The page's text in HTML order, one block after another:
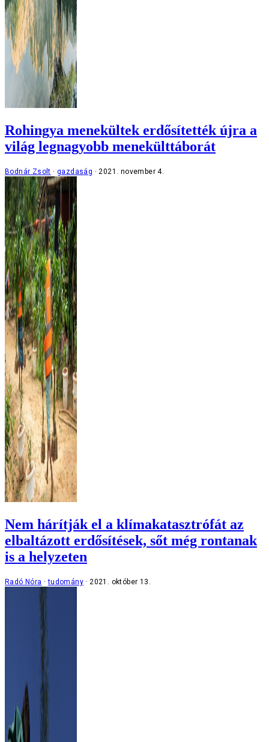
Rohingya menekültek erdősítették újra a
világ legnagyobb menekülttáborát
Bodnár Zsolt gazdaság 2021. november 4.
Nem hárítják el a klímakatasztrófát az
elbaltázott erdősítések, sőt még rontanak
is a helyzeten
Radó Nóra tudomány 2021. október 13.